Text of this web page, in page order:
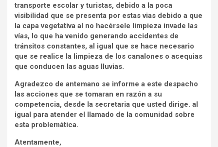
transporte escolar y turistas, debido a la poca
visibilidad que se presenta por estas vias debido a que
la capa vegetativa al no hacérsele limpieza invade las
vías, lo que ha venido generando accidentes de
tránsitos constantes, al igual que se hace necesario
que se realice la limpieza de los canalones o acequias
que conducen las aguas lluvias.
Agradezco de antemano se informe a este despacho
las acciones que se tomaran en razón a su
competencia, desde la secretaria que usted dirige. al
igual para atender el llamado de la comunidad sobre
esta problemática.
Atentamente,